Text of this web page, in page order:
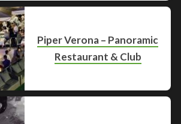
Piper Verona – Panoramic
Restaurant & Club